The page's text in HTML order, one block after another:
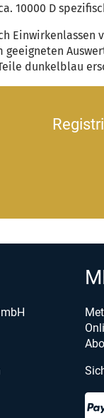
10000 D
geeigneten
dunkelblau